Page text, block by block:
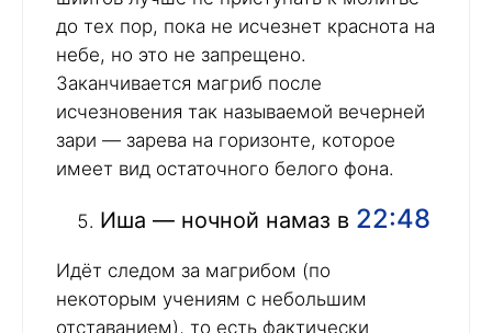
до тех пор, пока не исчезнет краснота на
небе, но это не запрещено.
Заканчивается магриб после
исчезновения так называемой вечерней
зари — зарева на горизонте, которое
имеет вид остаточного белого фона.
Иша — ночной намаз в 22:48
Идёт следом за магрибом (по
некоторым учениям с небольшим
отставанием), то есть фактически